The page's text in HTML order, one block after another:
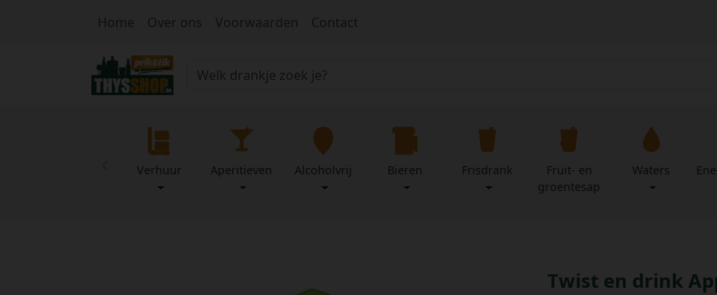
Home Over ons Voorwaarden Contact
Verhuur Aperitieven Alcoholvrij Bieren Frisdrank
Fruit- en
groentesap
Waters
Twist en drink